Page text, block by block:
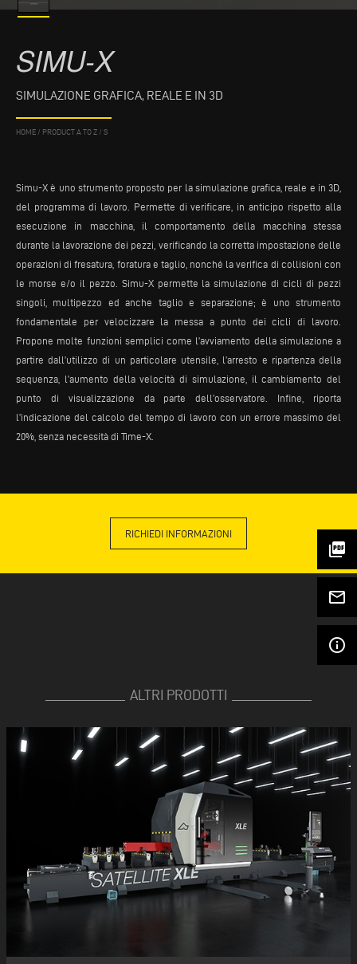
SIMU-X
SIMULAZIONE GRAFICA, REALE E IN 3D
HOME / PRODUCT A TO Z / S
Simu-X è uno strumento proposto per la simulazione grafica, reale e in 3D,
del programma di lavoro. Permette di verificare, in anticipo rispetto alla
esecuzione in macchina, il comportamento della macchina stessa
durante la lavorazione dei pezzi, verificando la corretta impostazione delle
operazioni di fresatura, foratura e taglio, nonché la verifica di collisioni con
le morse e/o il pezzo. Simu-X permette la simulazione di cicli di pezzi
singoli, multipezzo ed anche taglio e separazione; è uno strumento
fondamentale per velocizzare la messa a punto dei cicli di lavoro.
Propone molte funzioni semplici come l’avviamento della simulazione a
partire dall’utilizzo di un particolare utensile, l’arresto e ripartenza della
sequenza, l’aumento della velocità di simulazione, il cambiamento del
punto di visualizzazione da parte dell’osservatore. Infine, riporta
l’indicazione del calcolo del tempo di lavoro con un errore massimo del
20%, senza necessità di Time-X.
RICHIEDI INFORMAZIONI
picture_as_pdf
mail_outline
info_outline
ALTRI PRODOTTI